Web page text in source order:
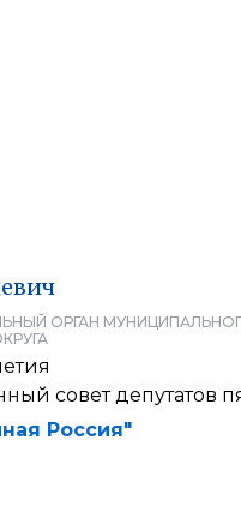
ОРГАН
совет депутатов
Россия"